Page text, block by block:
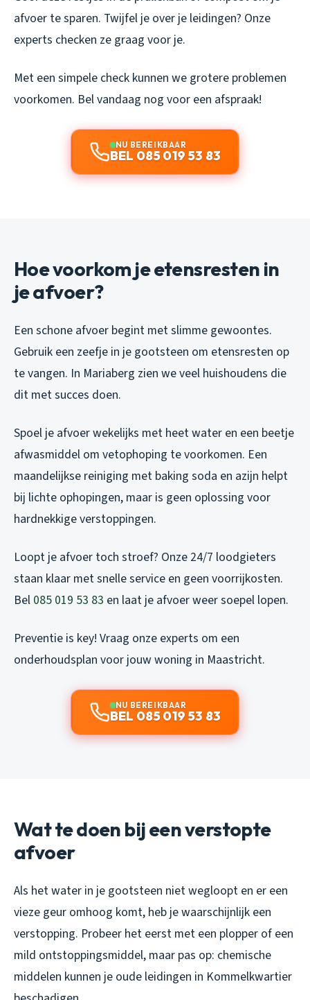
afvoer te sparen. Twijfel je over je leidingen? Onze
experts checken ze graag voor je.
Met een simpele check kunnen we grotere problemen
voorkomen. Bel vandaag nog voor een afspraak!
NU BEREIKBAAR
BEL 085 019 53 83
Hoe voorkom je etensresten in
je afvoer?
Een schone afvoer begint met slimme gewoontes.
Gebruik een zeefje in je gootsteen om etensresten op
te vangen. In Mariaberg zien we veel huishoudens die
dit met succes doen.
Spoel je afvoer wekelijks met heet water en een beetje
afwasmiddel om vetophoping te voorkomen. Een
maandelijkse reiniging met baking soda en azijn helpt
bij lichte ophopingen, maar is geen oplossing voor
hardnekkige verstoppingen.
Loopt je afvoer toch stroef? Onze 24/7 loodgieters
staan klaar met snelle service en geen voorrijkosten.
Bel 085 019 53 83 en laat je afvoer weer soepel lopen.
Preventie is key! Vraag onze experts om een
onderhoudsplan voor jouw woning in Maastricht.
NU BEREIKBAAR
BEL 085 019 53 83
Wat te doen bij een verstopte
afvoer
Als het water in je gootsteen niet wegloopt en er een
vieze geur omhoog komt, heb je waarschijnlijk een
verstopping. Probeer het eerst met een plopper of een
mild ontstoppingsmiddel, maar pas op: chemische
middelen kunnen je oude leidingen in Kommelkwartier